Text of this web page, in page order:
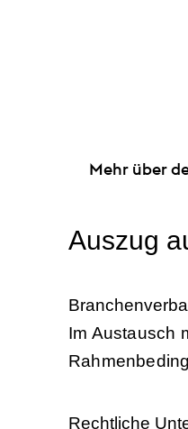
Mehr über
Auszug
Im Austausch
Rechtliche